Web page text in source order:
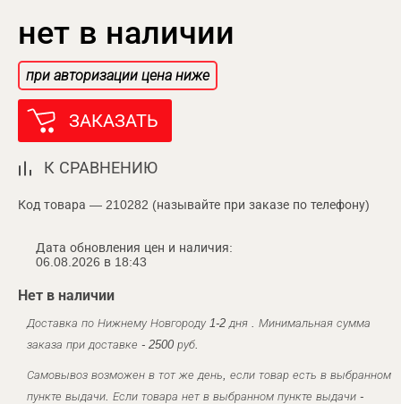
нет в наличии
при авторизации цена ниже
ЗАКАЗАТЬ
К СРАВНЕНИЮ
Код товара — 210282 (называйте при заказе по телефону)
Дата обновления цен и наличия:
06.08.2026 в 18:43
Нет в наличии
Доставка по Нижнему Новгороду 1-2 дня . Минимальная сумма
заказа при доставке - 2500 руб.
Самовывоз возможен в тот же день, если товар есть в выбранном
пункте выдачи. Если товара нет в выбранном пункте выдачи -